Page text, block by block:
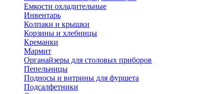
Емкости охладительные
Инвентарь
Колпаки и крышки
Корзины и хлебницы
Креманки
Мармит
Органайзеры для столовых приборов
Пепельницы
Подносы и витрины для фуршета
Подсалфетники